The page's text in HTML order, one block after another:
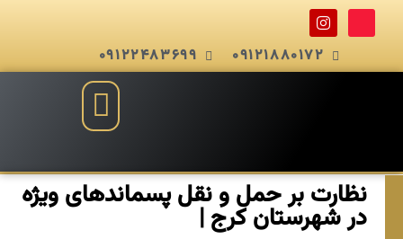
09121880172
09122483699
نظارت بر حمل و نقل پسماندهای ویژه
در شهرستان کرج |